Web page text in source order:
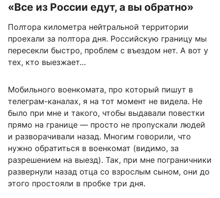
«Все из России едут, а вы обратно»
Полтора километра нейтральной территории
проехали за полтора дня. Российскую границу мы
пересекли быстро, проблем с въездом нет. А вот у
тех, кто выезжает…
Мобильного военкомата, про который пишут в
телеграм-каналах, я на тот момент не видела. Не
было при мне и такого, чтобы выдавали повестки
прямо на границе — просто не пропускали людей
и разворачивали назад. Многим говорили, что
нужно обратиться в военкомат (видимо, за
разрешением на выезд). Так, при мне пограничники
развернули назад отца со взрослым сыном, они до
этого простояли в пробке три дня.